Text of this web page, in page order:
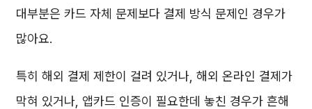
대부분은 카드 자체 문제보다 결제 방식 문제인 경우가
많아요.
특히 해외 결제 제한이 걸려 있거나, 해외 온라인 결제가
막혀 있거나, 앱카드 인증이 필요한데 놓친 경우가 흔해